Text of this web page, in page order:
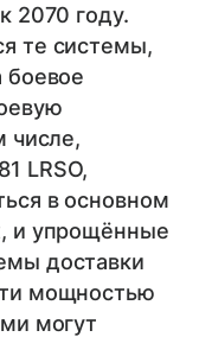
2070 году.
те системы,
боевое
числе,
LRSO,
в основном
и упрощённые
доставки
мощностью
могут